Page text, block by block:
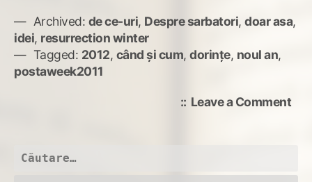
Archived: de ce-uri, Despre sarbatori, doar asa,
idei, resurrection winter
Tagged: 2012, când și cum, dorințe, noul an,
postaweek2011
Leave a Commenton
Caută